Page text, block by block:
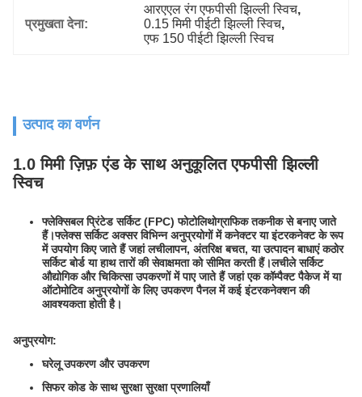
प्रमुखता देना:
आरएएल रंग एफपीसी झिल्ली स्विच,
0.15 मिमी पीईटी झिल्ली स्विच,
एफ 150 पीईटी झिल्ली स्विच
उत्पाद का वर्णन
1.0 मिमी ज़िफ़ एंड के साथ अनुकूलित एफपीसी झिल्ली
स्विच
फ्लेक्सिबल प्रिंटेड सर्किट (FPC) फोटोलिथोग्राफिक तकनीक से बनाए जाते
हैं।फ्लेक्स सर्किट अक्सर विभिन्न अनुप्रयोगों में कनेक्टर या इंटरकनेक्ट के रूप
में उपयोग किए जाते हैं जहां लचीलापन, अंतरिक्ष बचत, या उत्पादन बाधाएं कठोर
सर्किट बोर्ड या हाथ तारों की सेवाक्षमता को सीमित करती हैं।लचीले सर्किट
औद्योगिक और चिकित्सा उपकरणों में पाए जाते हैं जहां एक कॉम्पैक्ट पैकेज में या
ऑटोमोटिव अनुप्रयोगों के लिए उपकरण पैनल में कई इंटरकनेक्शन की
आवश्यकता होती है।
अनुप्रयोग:
घरेलू उपकरण और उपकरण
सिफर कोड के साथ सुरक्षा सुरक्षा प्रणालियाँ